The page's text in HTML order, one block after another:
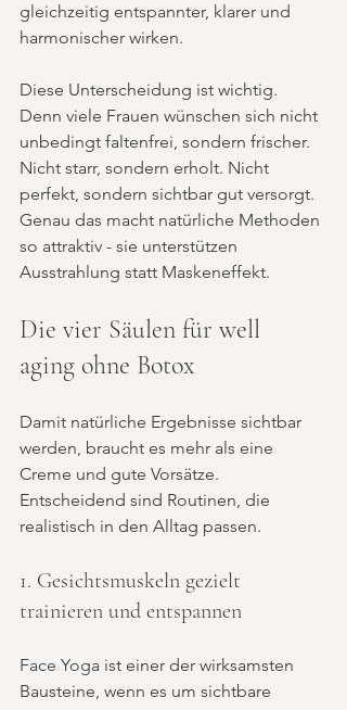
gleichzeitig entspannter, klarer und
harmonischer wirken.
Diese Unterscheidung ist wichtig.
Denn viele Frauen wünschen sich nicht
unbedingt faltenfrei, sondern frischer.
Nicht starr, sondern erholt. Nicht
perfekt, sondern sichtbar gut versorgt.
Genau das macht natürliche Methoden
so attraktiv - sie unterstützen
Ausstrahlung statt Maskeneffekt.
Die vier Säulen für well
aging ohne Botox
Damit natürliche Ergebnisse sichtbar
werden, braucht es mehr als eine
Creme und gute Vorsätze.
Entscheidend sind Routinen, die
realistisch in den Alltag passen.
1. Gesichtsmuskeln gezielt
trainieren und entspannen
Face Yoga ist einer der wirksamsten
Bausteine, wenn es um sichtbare